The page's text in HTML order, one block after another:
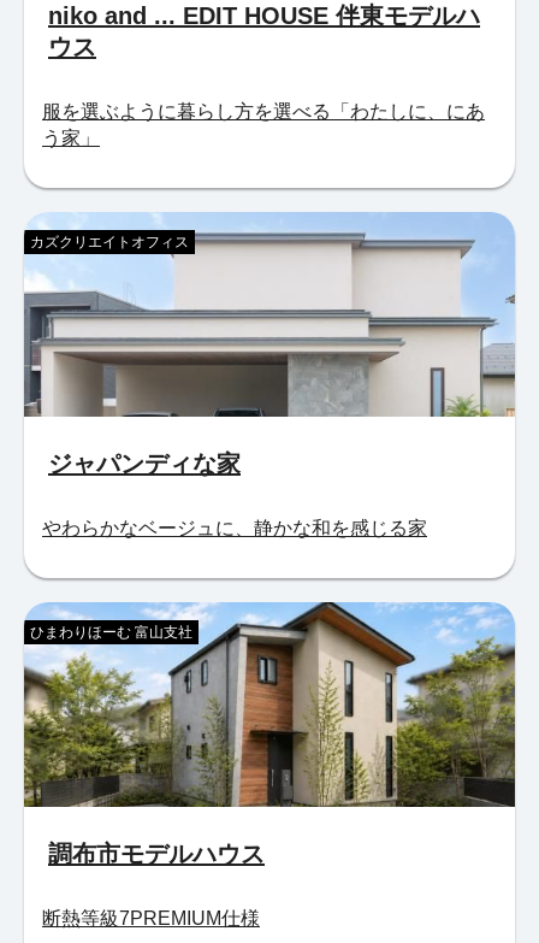
niko and ... EDIT HOUSE 伴東モデルハ
ウス
服を選ぶように暮らし方を選べる「わたしに、にあ
う家」
ジャパンディな家
カズクリエイトオフィス
やわらかなベージュに、静かな和を感じる家
調布市モデルハウス
ひまわりほーむ 富山支社
断熱等級7PREMIUM仕様